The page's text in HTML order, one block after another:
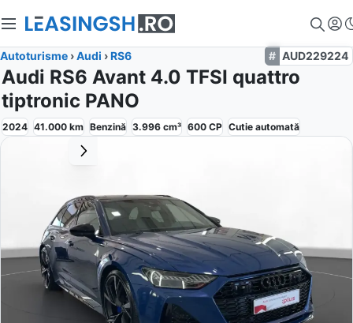
Autoturisme ›Audi ›RS6 AUD229224
Audi RS6 Avant 4.0 TFSI quattro
tiptronic PANO
2024 41.000 km Benzină 3.996 cm³ 600 CP Cutie automată